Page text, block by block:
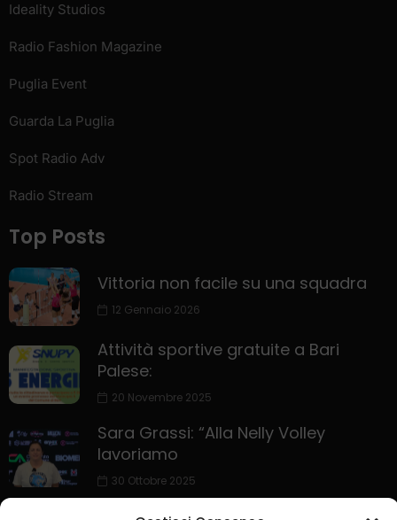
Ideality Studios
Radio Fashion Magazine
Puglia Event
Guarda La Puglia
Spot Radio Adv
Radio Stream
Top Posts
Vittoria non facile su una squadra
12 Gennaio 2026
Attività sportive gratuite a Bari
Palese:
20 Novembre 2025
Sara Grassi: “Alla Nelly Volley
lavoriamo
30 Ottobre 2025